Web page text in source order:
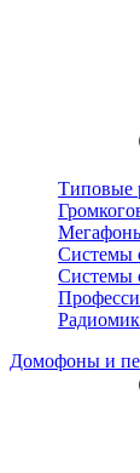
Типовые
Системы
Системы
Домофоны и